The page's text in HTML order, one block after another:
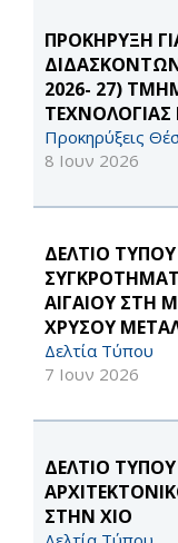
ΠΡΟΚΗΡΥΞΗ
2026- 27)
ΤΕΧΝΟΛΟΓΙΑΣ
Προκηρύξεις
8 Ιουν 2026
ΔΕΛΤΙΟ ΤΥΠΟΥ
ΑΙΓΑΙΟΥ ΣΤΗ
ΧΡΥΣΟΥ
Δελτία Τύπου
7 Ιουν 2026
ΔΕΛΤΙΟ
ΣΤΗΝ ΧΙΟ